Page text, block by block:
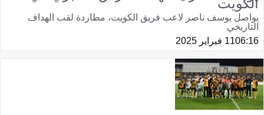
الكويت
يواصل يوسف ناصر لاعب فريق الكويت، مطاردة لقب الهداف
التاريخي
06:1611 فبراير 2025